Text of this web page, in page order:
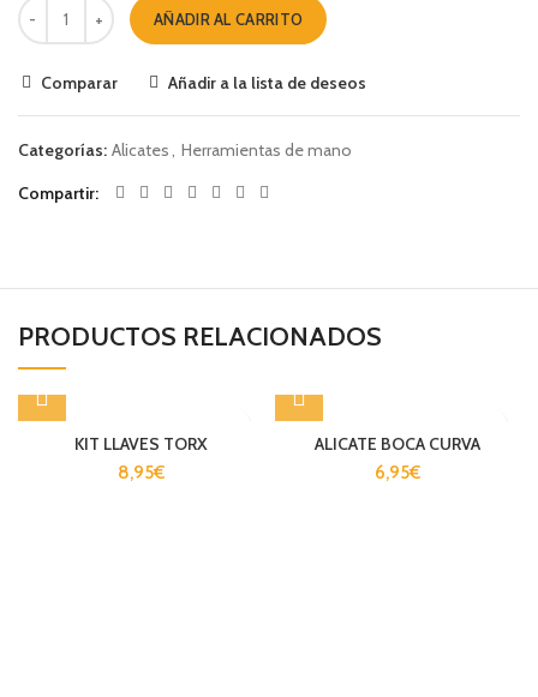
AÑADIR AL CARRITO
Comparar Añadir a la lista de deseos
Categorías: Alicates, Herramientas de mano
Compartir
PRODUCTOS RELACIONADOS
KIT LLAVES TORX
8,95€
ALICATE BOCA CURVA
6,95€